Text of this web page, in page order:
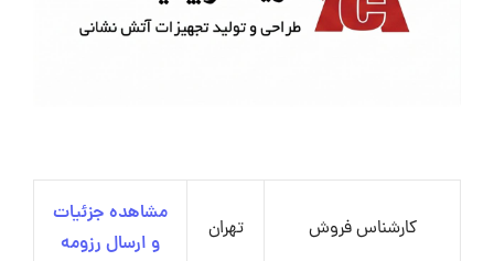
کارشناس فروش تهران
مشاهده جزئیات
و ارسال رزومه